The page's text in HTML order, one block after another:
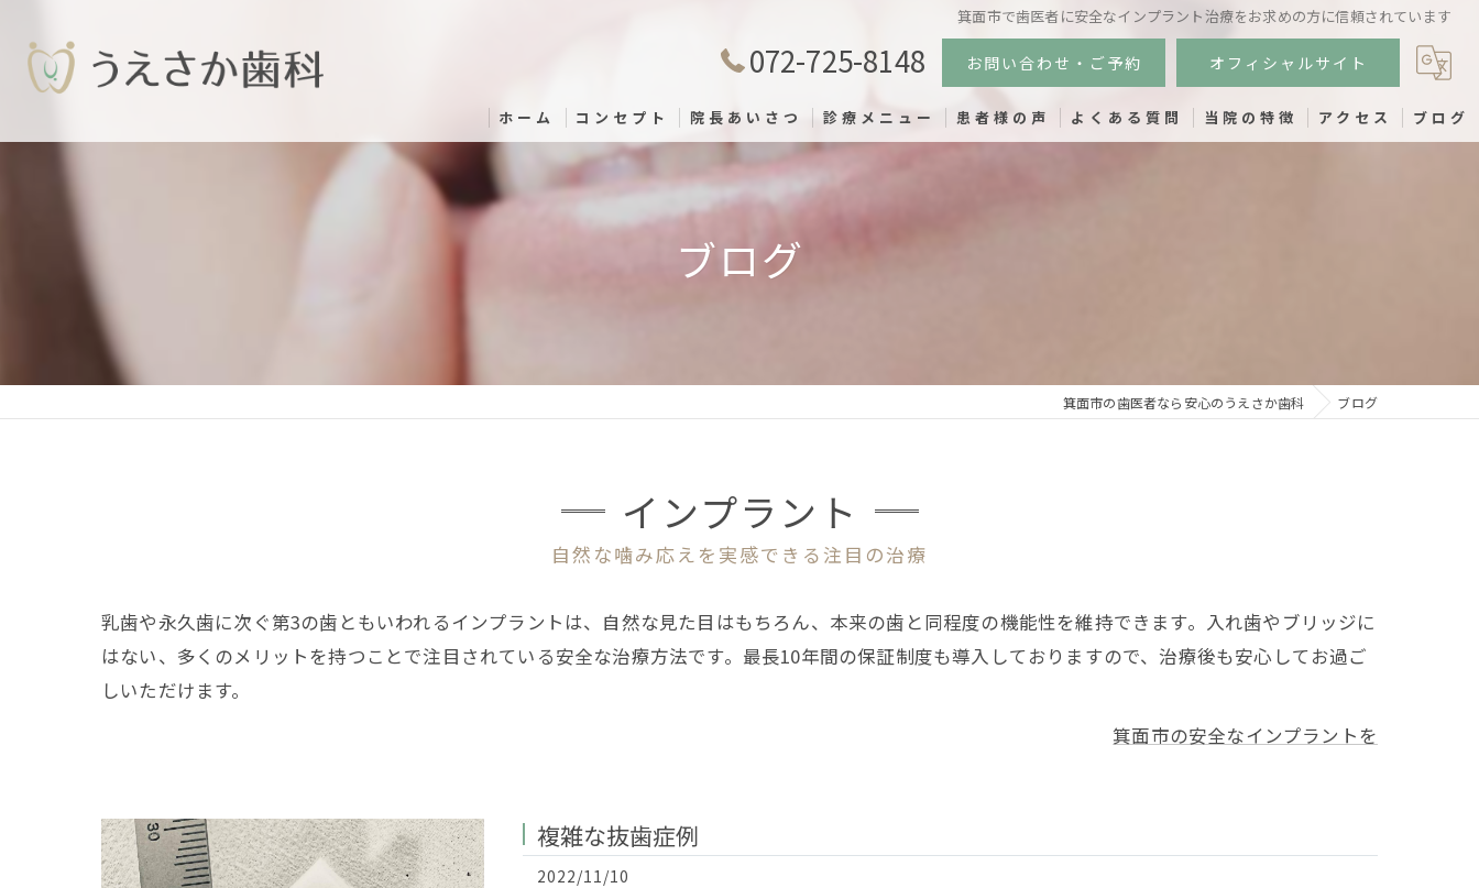
箕面市で歯医者に安全なインプラント治療をお求めの方に信頼されています
072-725-8148 お問い合わせ・ご予約 オフィシャルサイト
ホーム コンセプト 院長あいさつ 診療メニュー 患者様の声 よくある質問 当院の特徴
予防歯科
アクセス ブログ
ブログ
箕面市の歯医者なら安心のうえさか歯科 ブログ
インプラント
自然な噛み応えを実感できる注目の治療
乳歯や永久歯に次ぐ第3の歯ともいわれるインプラントは、自然な見た目はもちろん、本来の歯と同程度の機能性を維持できます。入れ歯やブリッジに
はない、多くのメリットを持つことで注目されている安全な治療方法です。最長10年間の保証制度も導入しておりますので、治療後も安心してお過ご
しいただけます。
箕面市の安全なインプラントを
複雑な抜歯症例
2022/11/10